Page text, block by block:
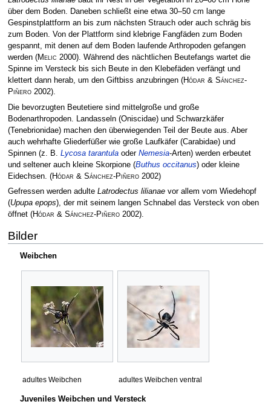
über dem Boden. Daneben schließt eine etwa 30–50 cm lange
Gespinstplattform an bis zum nächsten Strauch oder auch schräg bis
zum Boden. Von der Plattform sind klebrige Fangfäden zum Boden
gespannt, mit denen auf dem Boden laufende Arthropoden gefangen
werden (Melic 2000). Während des nächtlichen Beutefangs wartet die
Spinne im Versteck bis sich Beute in den Klebefäden verfängt und
klettert dann herab, um den Giftbiss anzubringen (Hódar & Sánchez-
Piñero2002).
Die bevorzugten Beutetiere sind mittelgroße und große
Bodenarthropoden. Landasseln (Oniscidae) und Schwarzkäfer
(Tenebrionidae) machen den überwiegenden Teil der Beute aus. Aber
auch wehrhafte Gliederfüßer wie große Laufkäfer (Carabidae) und
Spinnen (z. B. Lycosa tarantulaoder Nemesia-Arten) werden erbeutet
und seltener auch kleine Skorpione (Buthus occitanus) oder kleine
Eidechsen. (Hódar & Sánchez-Piñero2002)
Gefressen werden adulte Latrodectus lilianaevor allem vom Wiedehopf
(Upupa epops), der mit seinem langen Schnabel das Versteck von oben
öffnet (Hódar & Sánchez-Piñero2002).
Bilder
Weibchen
adultes Weibchen adultes Weibchen ventral
Juveniles Weibchen und Versteck